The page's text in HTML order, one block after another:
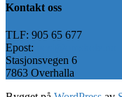
Kontakt oss
TLF: 905 65 677
Epost:
Stasjonsvegen 6
7863 Overhalla